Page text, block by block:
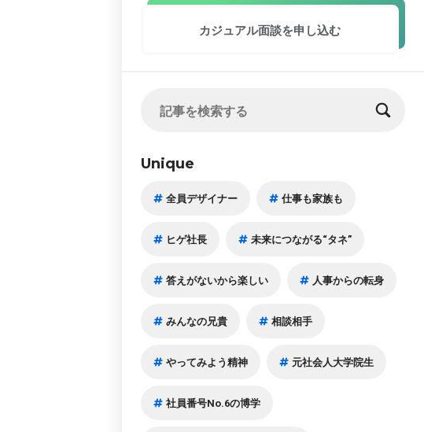
カジュアル面談を申し込む
Unique
全員デザイナー 仕事も家族も
ヒゲ社長 未来につながる“タネ”
答えがないから楽しい 人事からの転身
みんなの兄貴 相談相手
やってみよう精神 元社会人大学院生
社員番号No.6の博学